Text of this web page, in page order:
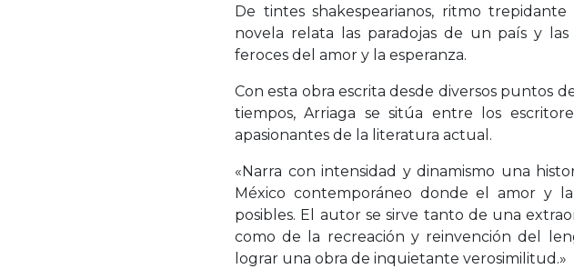
De tintes shakespearianos, ritmo
novela relata las paradojas de un país y las
feroces del amor y la esperanza.
Con esta obra escrita desde diversos puntos
tiempos, Arriaga se sitúa entre los
apasionantes de la literatura actual.
«Narra con intensidad y dinamismo una
México contemporáneo donde el amor y
posibles. El autor se sirve tanto de una
como de la recreación y reinvención del
lograr una obra de inquietante verosimilitud.»